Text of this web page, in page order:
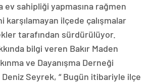
ev sahipliği yapmasına rağmen
ilçede çalışmalar
tarafından sürdürülüyor.
bilgi veren Bakır Maden
ve Dayanışma Derneği
Deniz Seyrek, “ Bugün itibariyle ilçe